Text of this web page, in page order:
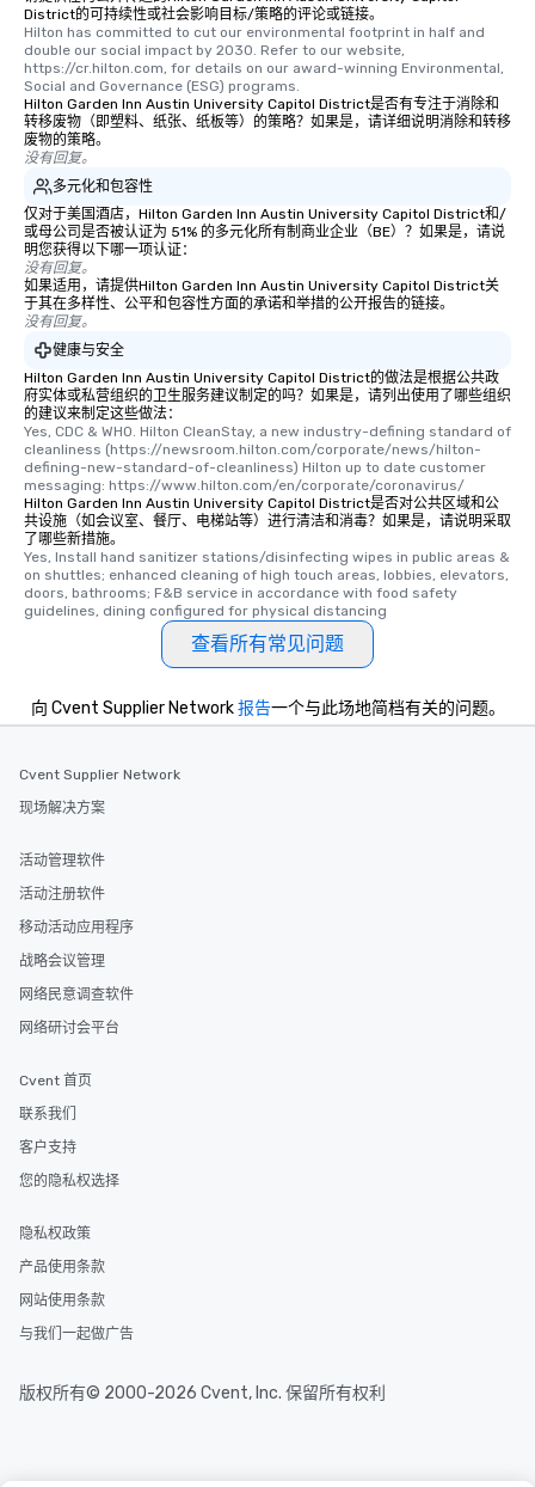
to gather and dine that few have
experienced, and all are sure to
remember. Our one-of-a-kind tours
are special, from the first stop to the
last. It’s an experience that attendees
will reminisce about long after they
leave. Location, Location, Location
One of the best reasons to book is the
convenient and efficient way the
experience is designed. All
restaurants are within an easy
walking distance of each other. The
short stroll allows your group
members a chance to engage in prime
heading to the next place on your tour
itinerary. You Get a Dinner and a Show
Our tours offer an exquisite feast plus
entertainment. All tours include a
knowledgeable, professional guide
who leads the group on a walking tour,
offering engaging tidbits and
fascinating stories. Several other
interactive experiences are included
along the way exclusively to our tours,
ensuring there is never a dull moment.
Different Types of Cuisine Our
several renowned restaurants in one
at a typical corporate dinner. We offer
in the city and dive into various
cuisines and dishes. All the pre-
selected dishes are curated to our
delight any palate. Tours Available
from Day to Night With any corporate
group experience, booking flexibility is
after work, we can coordinate with
you to provide options that fit your
needs. Go for as Long or as Short as
scheduling, Lip Smacking Foodie
durations. Our shortest tour is about
2.5 hours; our longest is about 5
hours, with optional add-ons and
District的可持续性或社会影响目标/策略的评论或链接。
Hilton has committed to cut our environmental footprint in half and
double our social impact by 2030. Refer to our website,
https://cr.hilton.com, for details on our award-winning Environmental,
Social and Governance (ESG) programs.
Hilton Garden Inn Austin University Capitol District是否有专注于消除和
转移废物（即塑料、纸张、纸板等）的策略？如果是，请详细说明消除和转移
废物的策略。
没有回复。
多元化和包容性
仅对于美国酒店，Hilton Garden Inn Austin University Capitol District和/
或母公司是否被认证为 51% 的多元化所有制商业企业（BE）？如果是，请说
明您获得以下哪一项认证：
没有回复。
如果适用，请提供Hilton Garden Inn Austin University Capitol District关
于其在多样性、公平和包容性方面的承诺和举措的公开报告的链接。
没有回复。
健康与安全
Hilton Garden Inn Austin University Capitol District的做法是根据公共政
府实体或私营组织的卫生服务建议制定的吗？如果是，请列出使用了哪些组织
的建议来制定这些做法：
Yes, CDC & WHO. Hilton CleanStay, a new industry-defining standard of
cleanliness (https://newsroom.hilton.com/corporate/news/hilton-
defining-new-standard-of-cleanliness) Hilton up to date customer
messaging: https://www.hilton.com/en/corporate/coronavirus/
Hilton Garden Inn Austin University Capitol District是否对公共区域和公
共设施（如会议室、餐厅、电梯站等）进行清洁和消毒？如果是，请说明采取
了哪些新措施。
Yes, Install hand sanitizer stations/disinfecting wipes in public areas &
on shuttles; enhanced cleaning of high touch areas, lobbies, elevators,
doors, bathrooms; F&B service in accordance with food safety
guidelines, dining configured for physical distancing
查看所有常见问题
向 Cvent Supplier Network报告一个与此场地简档有关的问题。
Cvent Supplier Network
现场解决方案
活动管理软件
活动注册软件
移动活动应用程序
战略会议管理
网络民意调查软件
网络研讨会平台
Cvent 首页
联系我们
客户支持
您的隐私权选择
隐私权政策
产品使用条款
网站使用条款
与我们一起做广告
版权所有© 2000-2026 Cvent, Inc. 保留所有权利